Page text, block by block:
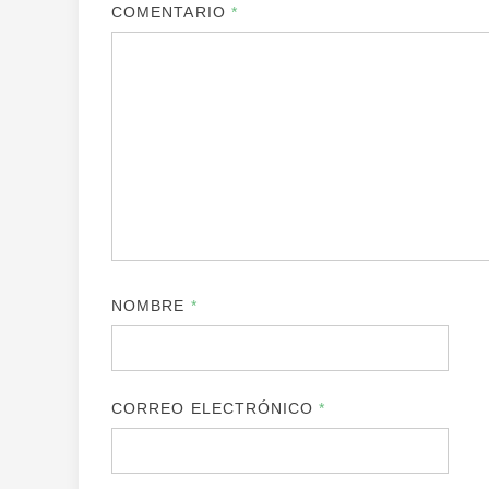
COMENTARIO *
NOMBRE *
CORREO ELECTRÓNICO*